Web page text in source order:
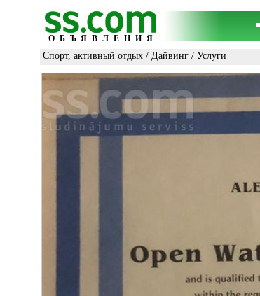
ОБЪЯВЛЕНИЯ
Спорт, активный отдых / Дайвинг / Услуги